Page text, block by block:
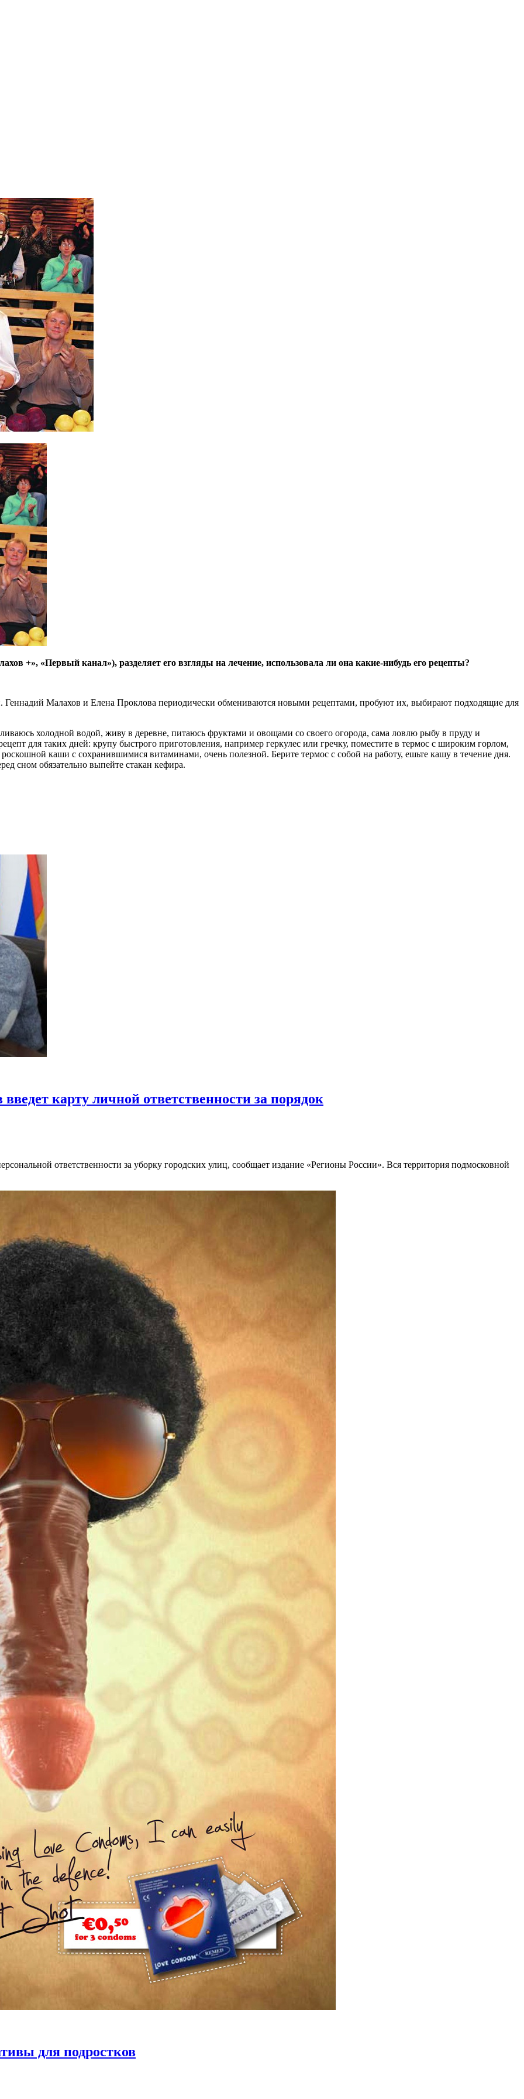
+», «Первый канал»), разделяет его взгляды на лечение, использовала ли она какие-нибудь его рецепты?
Геннадий Малахов и Елена Проклова периодически обмениваются новыми рецептами, пробуют их, выбирают подходящие для
холодной водой, живу в деревне, питаюсь фруктами и овощами со своего огорода, сама ловлю рыбу в пруду и
для таких дней: крупу быстрого приготовления, например геркулес или гречку, поместите в термос с широким горлом,
каши с сохранившимися витаминами, очень полезной. Берите термос с собой на работу, ешьте кашу в течение дня.
сном обязательно выпейте стакан кефира.
карту личной ответственности за порядок
ответственности за уборку городских улиц, сообщает издание «Регионы России». Вся территория подмосковной
для подростков